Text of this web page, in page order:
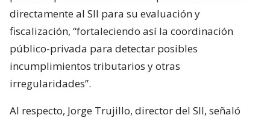
directamente al SII para su evaluación y
fiscalización, “fortaleciendo así la coordinación
público-privada para detectar posibles
incumplimientos tributarios y otras
irregularidades”.
Al respecto, Jorge Trujillo, director del SII, señaló